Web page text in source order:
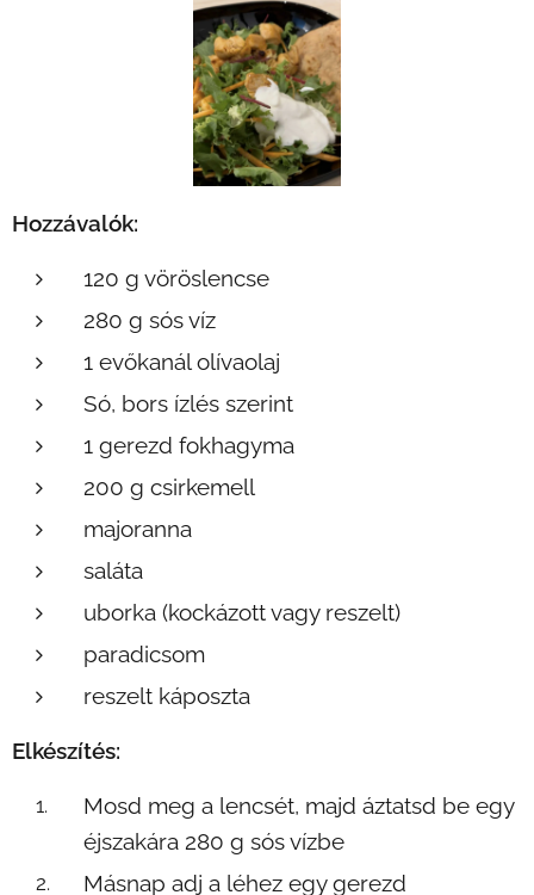
Hozzávalók:
120 g vöröslencse
280 g sós víz
1 evőkanál olívaolaj
Só, bors ízlés szerint
1 gerezd fokhagyma
200 g csirkemell
majoranna
saláta
uborka (kockázott vagy reszelt)
paradicsom
reszelt káposzta
Elkészítés:
Mosd meg a lencsét, majd áztatsd be egy
éjszakára 280 g sós vízbe
Másnap adj a léhez egy gerezd